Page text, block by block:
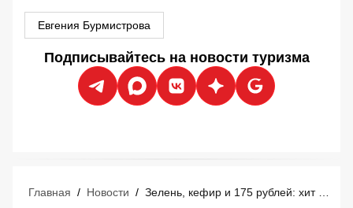
Евгения Бурмистрова
Подписывайтесь на новости туризма
Главная / Новости /